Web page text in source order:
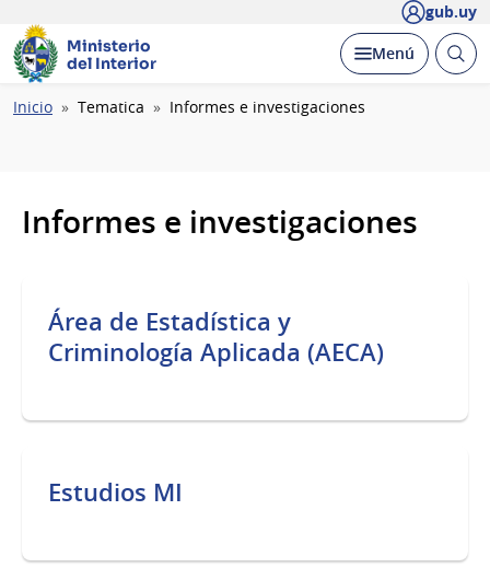
gub.uy
Ministerio
del Interior
Desplegar
Menú Abrir
Ruta
Inicio Tematica Informes e investigaciones
Informes e investigaciones
Área de Estadística y
Criminología Aplicada (AECA)
Estudios MI